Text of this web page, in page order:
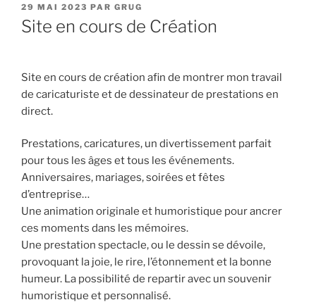
PUBLIÉ
LE
29 MAI 2023 PAR GRUG
Site en cours de Création
Site en cours de création afin de montrer mon travail
de caricaturiste et de dessinateur de prestations en
direct.
Prestations, caricatures, un divertissement parfait
pour tous les âges et tous les événements.
Anniversaires, mariages, soirées et fêtes
d’entreprise…
Une animation originale et humoristique pour ancrer
ces moments dans les mémoires.
Une prestation spectacle, ou le dessin se dévoile,
provoquant la joie, le rire, l’étonnement et la bonne
humeur. La possibilité de repartir avec un souvenir
humoristique et personnalisé.